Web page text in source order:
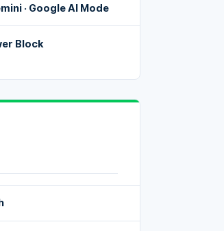
· Google AI Mode
Block